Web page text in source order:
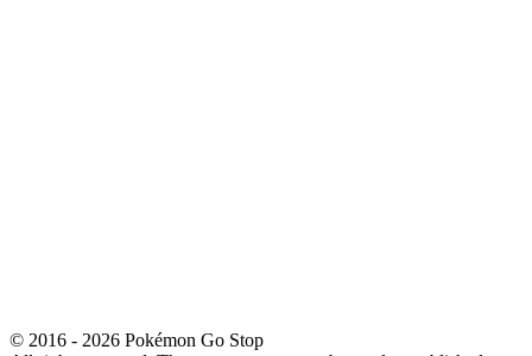
© 2016 - 2026 Pokémon Go Stop